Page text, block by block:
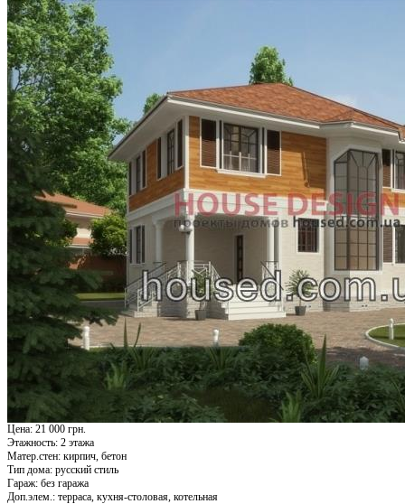
Цена: 21 000 грн.
Этажность: 2 этажа
Матер.стен: кирпич, бетон
Тип дома: русский стиль
Гараж: без гаража
Доп.элем.: терраса, кухня-столовая, котельная